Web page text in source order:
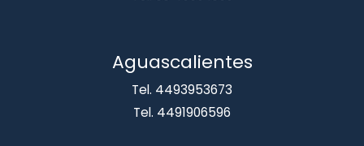
Aguascalientes
Tel. 4493953673
Tel. 4491906596